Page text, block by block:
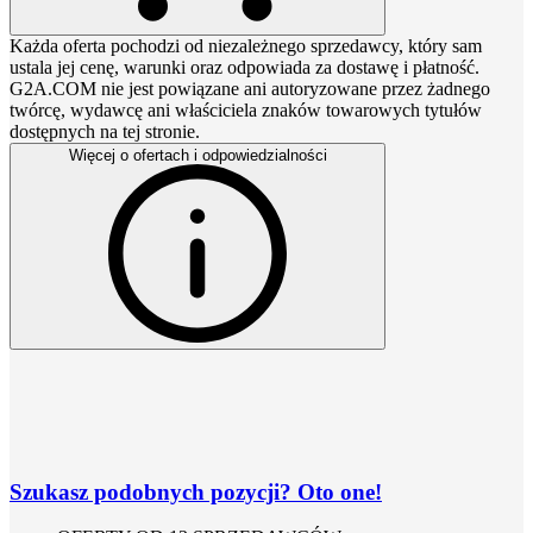
Każda oferta pochodzi od niezależnego sprzedawcy, który sam
ustala jej cenę, warunki oraz odpowiada za dostawę i płatność.
G2A.COM nie jest powiązane ani autoryzowane przez żadnego
twórcę, wydawcę ani właściciela znaków towarowych tytułów
dostępnych na tej stronie.
Więcej o ofertach i odpowiedzialności
Szukasz podobnych pozycji? Oto one!